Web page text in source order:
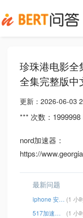
珍珠港电影全
全集完整版中
更新： 2026-06-03
*** 次数：
nord加速器：
https://
最新问题
iphone 安装shadowsock (1 小
517加速器 官方网站
(1 小